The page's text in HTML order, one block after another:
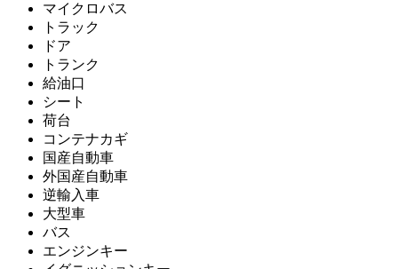
マイクロバス
トラック
ドア
トランク
給油口
シート
荷台
コンテナカギ
国産自動車
外国産自動車
逆輸入車
大型車
バス
エンジンキー